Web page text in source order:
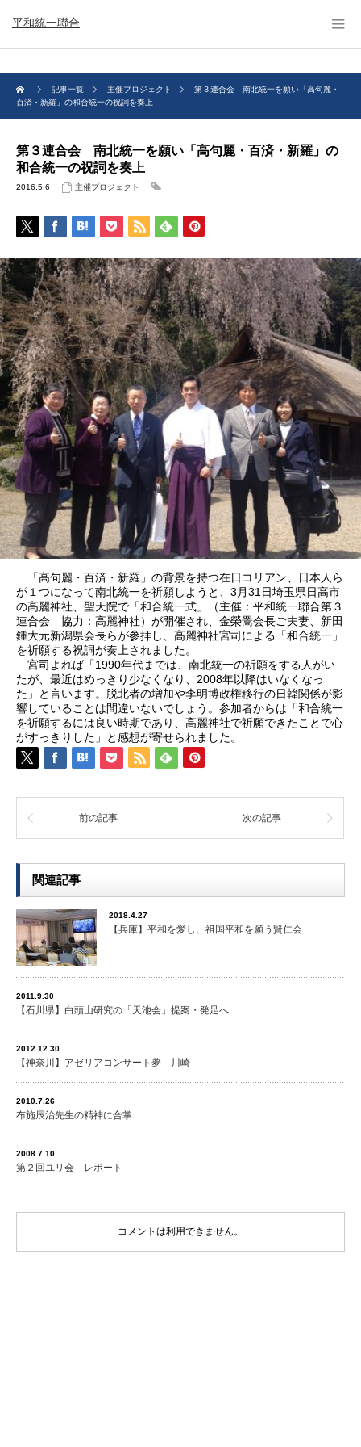
平和統一聯合
記事一覧 主催プロジェクト
第３連合会 南北統一を願い「高句麗・
百済・新羅」の和合統一の祝詞を奏上
第３連合会 南北統一を願い「高句麗・百済・新羅」の
和合統一の祝詞を奏上
2016.5.6 主催プロジェクト
「高句麗・百済・新羅」の背景を持つ在日コリアン、日本人ら
が１つになって南北統一を祈願しようと、3月31日埼玉県日高市
の高麗神社、聖天院で「和合統一式」（主催：平和統一聯合第３
連合会 協力：高麗神社）が開催され、金榮翯会長ご夫妻、新田
鍾大元新潟県会長らが参拝し、高麗神社宮司による「和合統一」
を祈願する祝詞が奏上されました。
宮司よれば「1990年代までは、南北統一の祈願をする人がい
たが、最近はめっきり少なくなり、2008年以降はいなくなっ
た」と言います。脱北者の増加や李明博政権移行の日韓関係が影
響していることは間違いないでしょう。参加者からは「和合統一
を祈願するには良い時期であり、高麗神社で祈願できたことで心
がすっきりした」と感想が寄せられました。
前の記事 次の記事
関連記事
2018.4.27
【兵庫】平和を愛し、祖国平和を願う賢仁会
2011.9.30
【石川県】白頭山研究の「天池会」提案・発足へ
2012.12.30
【神奈川】アゼリアコンサート夢 川崎
2010.7.26
布施辰治先生の精神に合掌
2008.7.10
第２回ユリ会 レポート
コメントは利用できません。